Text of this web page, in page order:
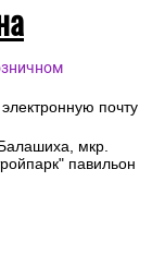
почту
мкр.
павильон